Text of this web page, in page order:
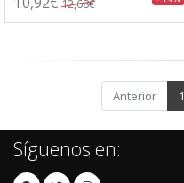
12,68€
Anterior 1
Síguenos en: